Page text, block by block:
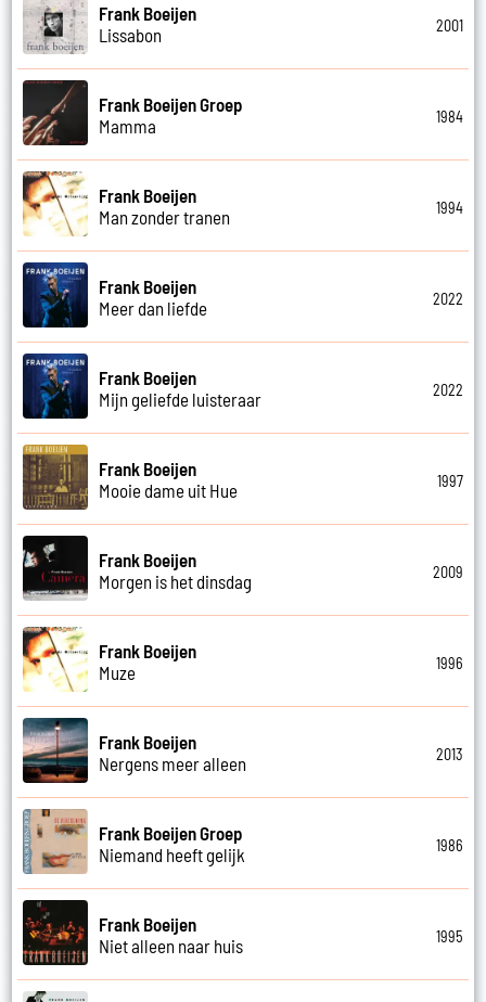
Frank Boeijen
Lissabon
2001
Frank Boeijen Groep
Mamma
1984
Frank Boeijen
Man zonder tranen
1994
Frank Boeijen
Meer dan liefde
2022
Frank Boeijen
Mijn geliefde luisteraar
2022
Frank Boeijen
Mooie dame uit Hue
1997
Frank Boeijen
Morgen is het dinsdag
2009
Frank Boeijen
Muze
1996
Frank Boeijen
Nergens meer alleen
2013
Frank Boeijen Groep
Niemand heeft gelijk
1986
Frank Boeijen
Niet alleen naar huis
1995